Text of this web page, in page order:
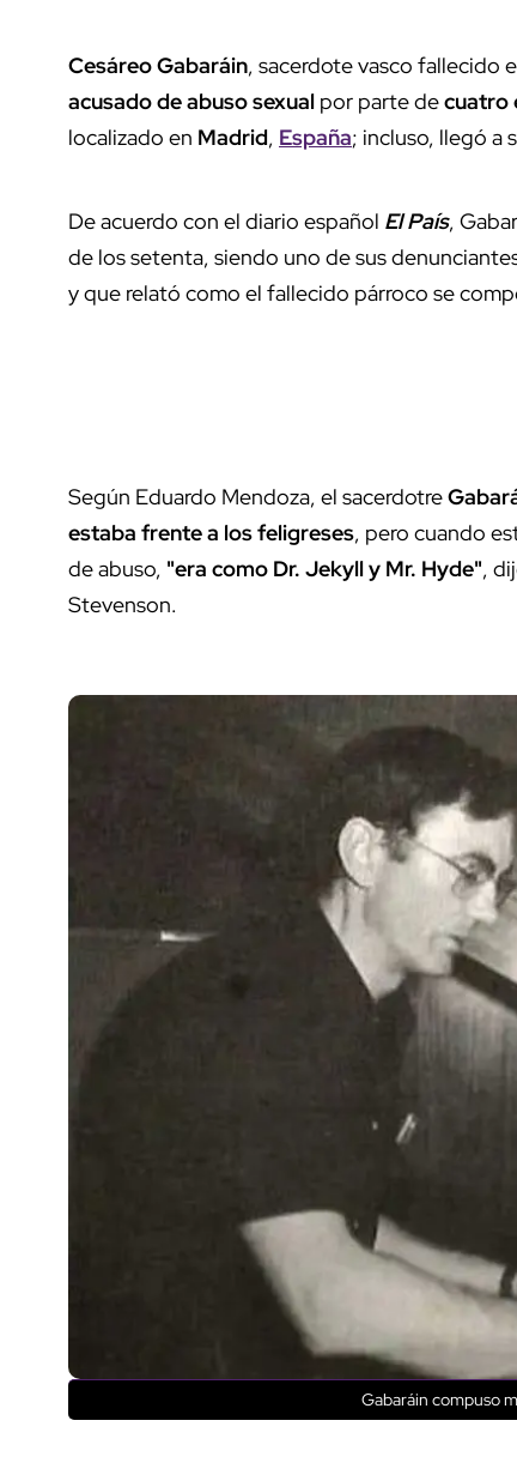
Cesáreo Gabaráin, sacerdote vasco fallecido
acusado de abuso sexual por parte decuatro
localizado en Madrid, España; incluso, llegó a
De acuerdo con el diario español El País,
de los setenta, siendo uno de sus
y que relató como el fallecido párroco se
Según Eduardo Mendoza, el sacerdotre
estaba frente a los feligreses, pero cuando
de abuso, "era como Dr. Jekyll y Mr. Hyde",
Stevenson.
Gabaráin compuso